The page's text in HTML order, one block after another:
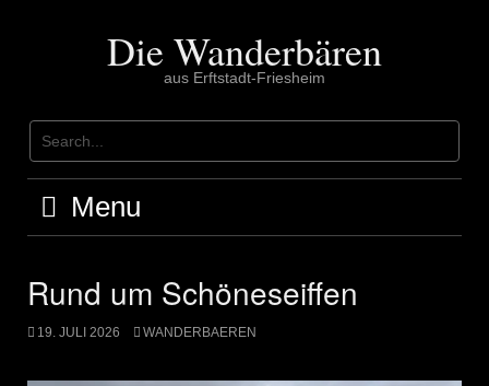
Die Wanderbären
aus Erftstadt-Friesheim
Menu
Rund um Schöneseiffen
19. JULI 2026 WANDERBAEREN